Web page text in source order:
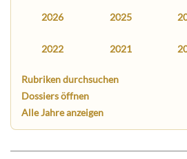
2026 2025
2022 2021
Rubriken durchsuchen
Dossiers öffnen
Alle Jahre anzeigen